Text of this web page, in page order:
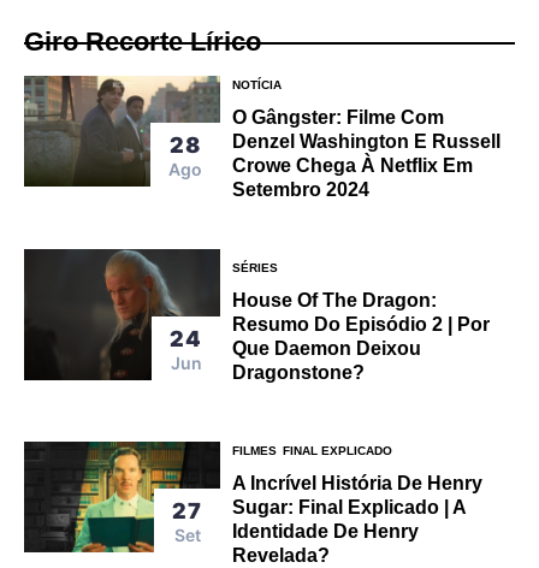
Giro Recorte Lírico
28
Ago
NOTÍCIA
O Gângster: Filme Com
Denzel Washington E Russell
Crowe Chega À Netflix Em
Setembro 2024
24
Jun
SÉRIES
House Of The Dragon:
Resumo Do Episódio 2 | Por
Que Daemon Deixou
Dragonstone?
27
Set
FILMES FINAL EXPLICADO
A Incrível História De Henry
Sugar: Final Explicado | A
Identidade De Henry
Revelada?